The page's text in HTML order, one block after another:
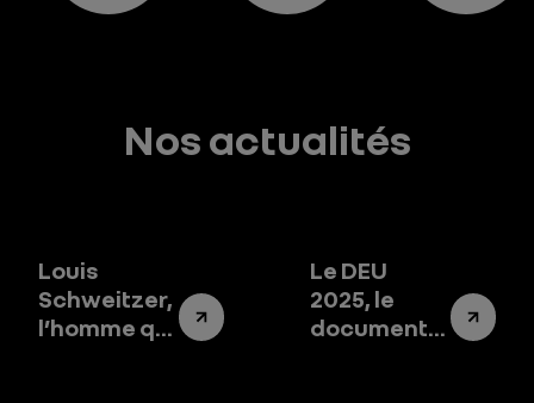
Nos actualités
Louis
Schweitzer,
l’homme qui
Le DEU
2025, le
document